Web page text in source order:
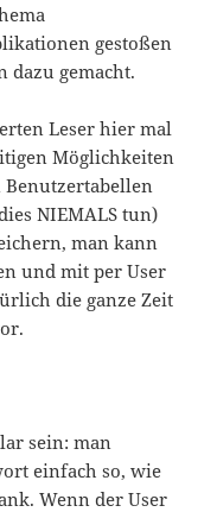
gestoßen
dazu gemacht.
Leser hier mal
Möglichkeiten
NIEMALS tun)
man kann
und mit per User
die ganze Zeit
sein: man
einfach so, wie
Wenn der User